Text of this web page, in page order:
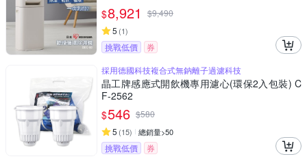
$8,921 $9,490
5 (1)
挑戰低價
券
採用德國科技複合式無鈉離子過濾科技
晶工牌感應式開飲機專用濾心(環保2入包裝) C
F-2562
$546 $580
5 (15) 總銷量>50
挑戰低價 券